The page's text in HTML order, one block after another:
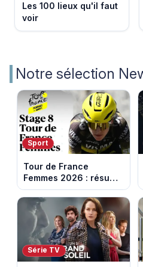
Les 100 lieux qu'il faut
voir
Notre sélection
Sport
Tour de France
Femmes 2026 : résumé
vidéo de la 9e étape
entre Sisteron et Nice
Série TV